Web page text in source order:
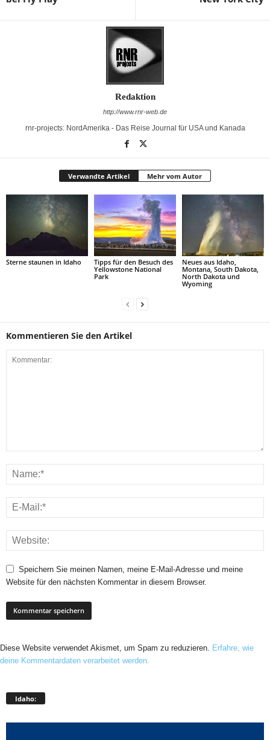
Redaktion
http://www.rnr-web.de
rnr-projects: NordAmerika - Das Reise Journal für USA und Kanada
Verwandte Artikel Mehr vom Autor
Sterne staunen in Idaho
Tipps für den Besuch des
Yellowstone National
Park
Neues aus Idaho,
Montana, South Dakota,
North Dakota und
Wyoming
Kommentieren Sie den Artikel
Speichern Sie meinen Namen, meine E-Mail-Adresse und meine
Website für den nächsten Kommentar in diesem Browser.
Diese Website verwendet Akismet, um Spam zu reduzieren. Erfahre, wie
deine Kommentardaten verarbeitet werden.
Idaho: